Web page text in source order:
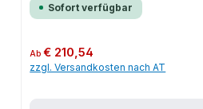
Sofort verfügbar
Regulärer Preis:
Ab€ 210,54
zzgl. Versandkosten nach AT